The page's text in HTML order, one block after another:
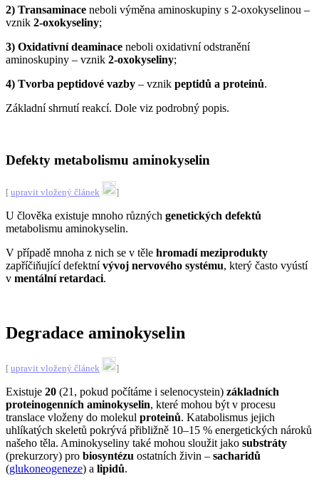
2) Transaminace neboli výměna aminoskupiny s 2-oxokyselinou –
vznik 2-oxokyseliny;
3) Oxidativní deaminace neboli oxidativní odstranění
aminoskupiny – vznik 2-oxokyseliny;
4) Tvorba peptidové vazby – vznik peptidů a proteinů.
Základní shrnutí reakcí. Dole viz podrobný popis.
Defekty metabolismu aminokyselin
[ upravit vložený článek ]
U člověka existuje mnoho různých genetických defektů
metabolismu aminokyselin.
V případě mnoha z nich se v těle hromadí meziprodukty
zapříčiňující defektnívývoj nervového systému, který často vyústí
v mentální retardaci.
Degradace aminokyselin
[ upravit vložený článek ]
Existuje 20 (21, pokud počítáme i selenocystein) základních
proteinogenních aminokyselin, které mohou být v procesu
translace vloženy do molekul proteinů. Katabolismus jejich
uhlíkatých skeletů pokrývá přibližně 10–15 % energetických nároků
našeho těla. Aminokyseliny také mohou sloužit jako substráty
(prekurzory) pro biosyntézu ostatních živin – sacharidů
(glukoneogeneze) a lipidů.